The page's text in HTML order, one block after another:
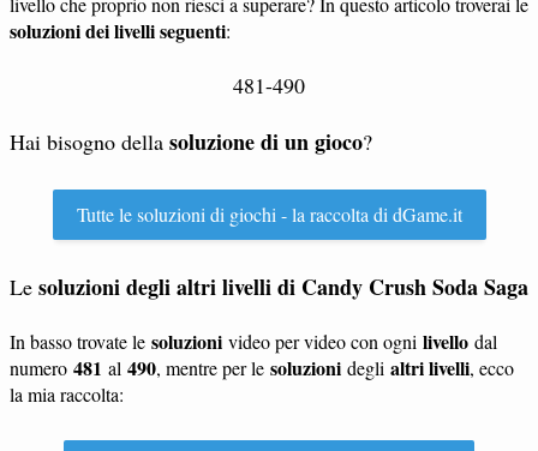
soluzioni dei livelli seguenti:
481-490
Hai bisogno della soluzione di un gioco?
Tutte le soluzioni di giochi - la raccolta di dGame.it
Le soluzioni degli altri livelli di Candy Crush Soda Saga
In basso trovate le soluzioni video per video con ogni livello dal
numero 481 al 490, mentre per le soluzioni degli altri livelli, ecco
la mia raccolta: